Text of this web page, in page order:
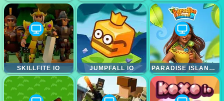
SKILLFITE IO JUMPFALL IO PARADISE ISLAND 2